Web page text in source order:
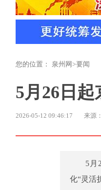
您的位置： 泉州网 >要闻
5月26日
2026-05-12 09:46:17 来源
5月
化“灵活